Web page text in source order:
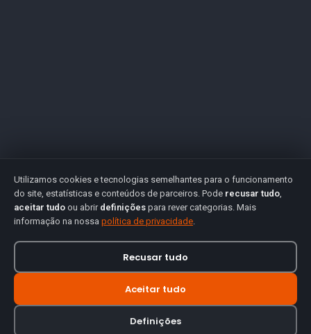
Utilizamos cookies e tecnologias semelhantes para o funcionamento
do site, estatísticas e conteúdos de parceiros. Pode recusar tudo,
aceitar tudo ou abrir definições para rever categorias. Mais
informação na nossa política de privacidade.
Recusar tudo
Aceitar tudo
Definições